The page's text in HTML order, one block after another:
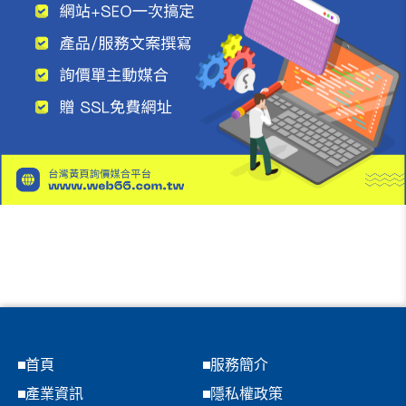
首頁
服務簡介
產業資訊
隱私權政策